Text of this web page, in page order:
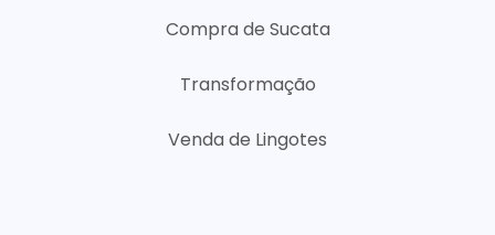
Compra de Sucata
Transformação
Venda de Lingotes